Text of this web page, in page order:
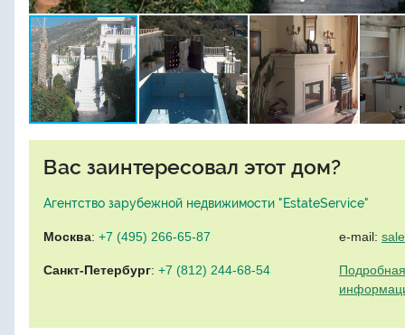
Вас заинтересовал этот дом?
Агентство зарубежной недвижимости "EstateService"
Москва: +7 (495) 266-65-87
Санкт-Петербург: +7 (812) 244-68-54
e-mail: